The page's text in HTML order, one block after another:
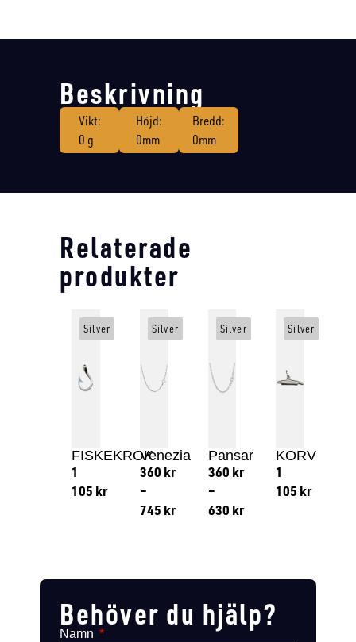
Beskrivning
Vikt:
0 g
Höjd:
0mm
Bredd:
0mm
Relaterade
produkter
FISKEKROK
1
105 kr
Silver
Venezia
360 kr
–
745 kr
Silver
Pansar
360 kr
–
630 kr
Silver
KORV
1
105 kr
Silver
Behöver du hjälp?
Namn